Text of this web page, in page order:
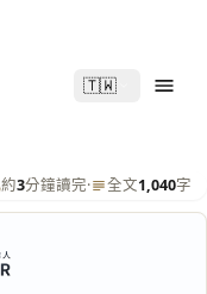
🇹🇼
約3分鐘讀完· 全文1,040字